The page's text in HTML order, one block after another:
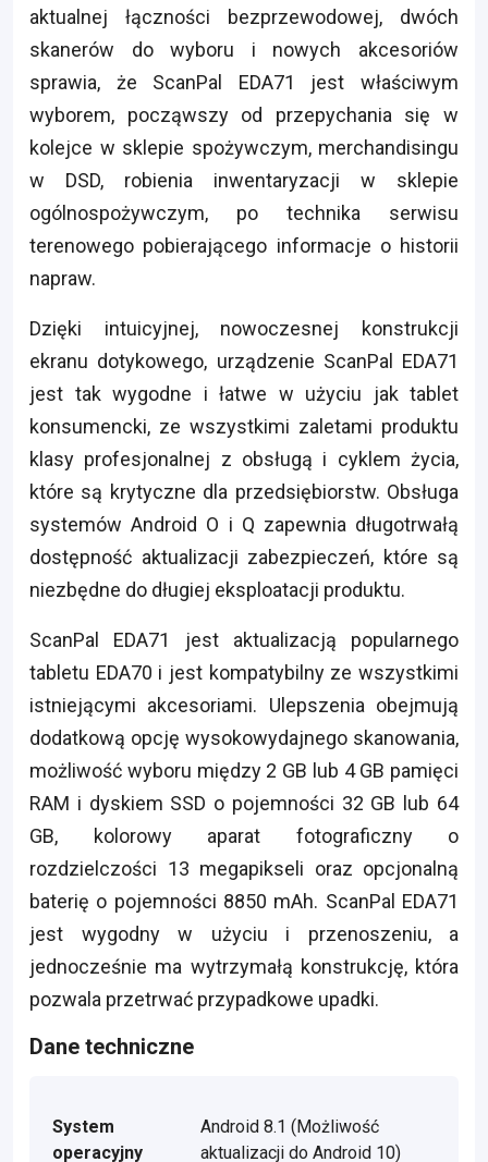
aktualnej łączności bezprzewodowej, dwóch
skanerów do wyboru i nowych akcesoriów
sprawia, że ScanPal EDA71 jest właściwym
wyborem, począwszy od przepychania się w
kolejce w sklepie spożywczym, merchandisingu
w DSD, robienia inwentaryzacji w sklepie
ogólnospożywczym, po technika serwisu
terenowego pobierającego informacje o historii
napraw.
Dzięki intuicyjnej, nowoczesnej konstrukcji
ekranu dotykowego, urządzenie ScanPal EDA71
jest tak wygodne i łatwe w użyciu jak tablet
konsumencki, ze wszystkimi zaletami produktu
klasy profesjonalnej z obsługą i cyklem życia,
które są krytyczne dla przedsiębiorstw. Obsługa
systemów Android O i Q zapewnia długotrwałą
dostępność aktualizacji zabezpieczeń, które są
niezbędne do długiej eksploatacji produktu.
ScanPal EDA71 jest aktualizacją popularnego
tabletu EDA70 i jest kompatybilny ze wszystkimi
istniejącymi akcesoriami. Ulepszenia obejmują
dodatkową opcję wysokowydajnego skanowania,
możliwość wyboru między 2 GB lub 4 GB pamięci
RAM i dyskiem SSD o pojemności 32 GB lub 64
GB, kolorowy aparat fotograficzny o
rozdzielczości 13 megapikseli oraz opcjonalną
baterię o pojemności 8850 mAh. ScanPal EDA71
jest wygodny w użyciu i przenoszeniu, a
jednocześnie ma wytrzymałą konstrukcję, która
pozwala przetrwać przypadkowe upadki.
Dane techniczne
System
operacyjny
Android 8.1 (Możliwość
aktualizacji do Android 10)